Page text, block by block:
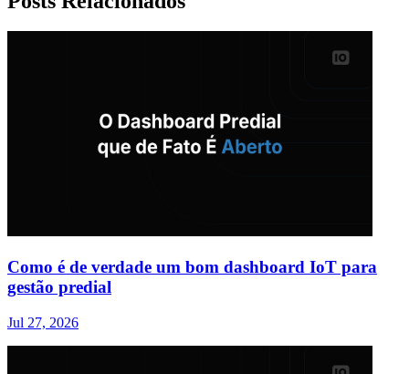
Como é de verdade um bom dashboard IoT para
gestão predial
Jul 27, 2026